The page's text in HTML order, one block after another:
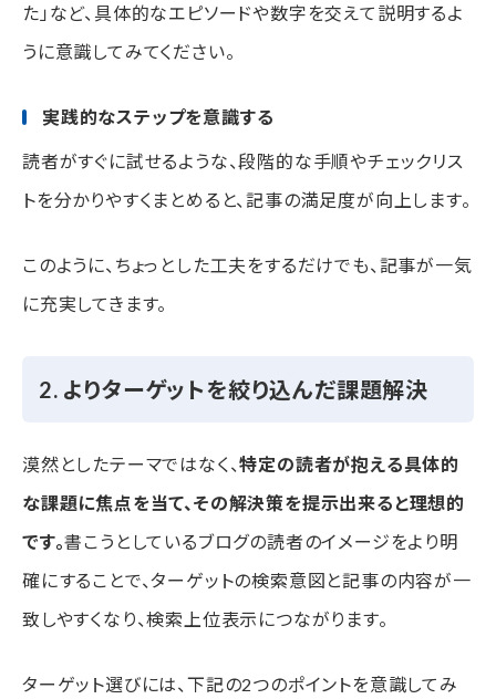
た」など、具体的なエピソードや数字を交えて説明するよ
うに意識してみてください。
実践的なステップを意識する
読者がすぐに試せるような、段階的な手順やチェックリス
トを分かりやすくまとめると、記事の満足度が向上します。
このように、ちょっとした工夫をするだけでも、記事が一気
に充実してきます。
2. よりターゲットを絞り込んだ課題解決
漠然としたテーマではなく、特定の読者が抱える具体的
な課題に焦点を当て、その解決策を提示出来ると理想的
です。書こうとしているブログの読者のイメージをより明
確にすることで、ターゲットの検索意図と記事の内容が一
致しやすくなり、検索上位表示につながります。
ターゲット選びには、下記の2つのポイントを意識してみ